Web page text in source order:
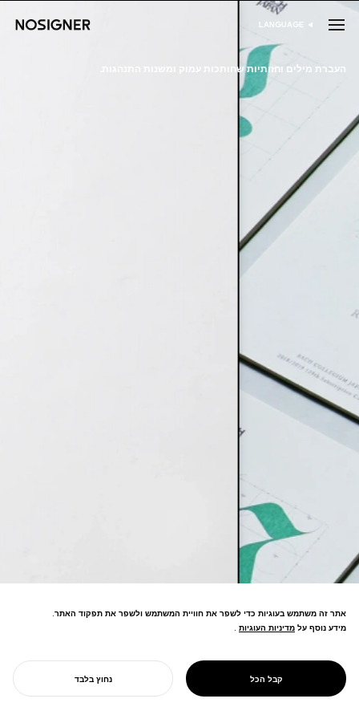
דף הבית בחר שפה
LANGUAGE
העברת מילים וחזותיות שחותכות עמוק ומשנות התנהגות.
ADVERTISING DESIGN
אנו יוצרים נרטיבים שמעוררים קשרים
משמעותיים ומשנים פרספקטיבות.
אתר זה משתמש בעוגיות כדי לשפר את חוויית המשתמש ולשפר את תפקוד האתר.
מידע נוסף על מדיניות העוגיות
מדיניות העוגיות .
קבל הכל נחוץ בלבד